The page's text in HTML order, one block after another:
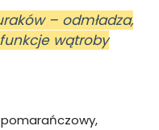
– odmładza,
wątroby